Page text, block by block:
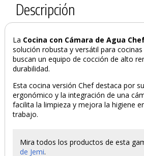
PRODUCTO AÑADIDO AL
Descripción
La Cocina con Cámara de Agua
solución robusta y versátil para
buscan un equipo de cocción de alto
durabilidad.
Esta cocina versión Chef destaca por
ergonómico y la integración de una
facilita la limpieza y mejora la higiene
trabajo.
Mira todos los productos de esta
de Jemi.